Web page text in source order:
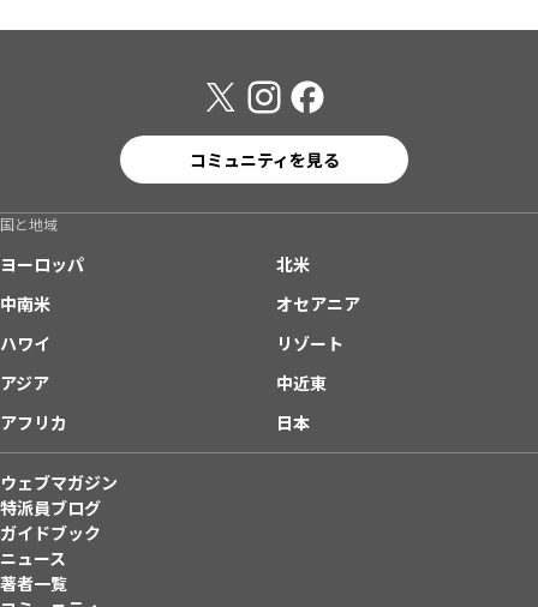
コミュニティを見る
国と地域
ヨーロッパ
北米
中南米
オセアニア
ハワイ
リゾート
アジア
中近東
アフリカ
日本
ウェブマガジン
特派員ブログ
ガイドブック
ニュース
著者一覧